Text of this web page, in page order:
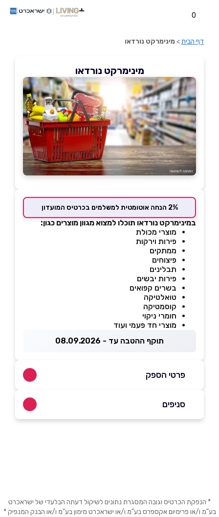
0
דף הבית> מינימרקט נורדאו
מינימרקט נורדאו
2% הנחה אוטומטית למשלמים בכרטיס המועדון
במינימרקט נורדאו תוכלו למצוא מגוון מוצרים כגון:
מוצרי מכולת
פירות וירקות
ממתקים
פיצוחים
תבלינים
פירות יבשים
בשרים קפואים
טואלטיקה
קוסמטיקה
חומרי ניקוי
מוצרי חד פעמי ועוד
תוקף ההטבה עד - 08.09.2026
פרטי הספק
אימייל *
סניפים
* הנפקת הכרטיס וגובה המסגרת נתונים לשיקול דעתה הבלעדי של ישראכרט
בע"מ ו/או פרימיום אקספרס בע"מ ו/או ישראכרט מימון בע"מ ו/או הבנק המנפיק *